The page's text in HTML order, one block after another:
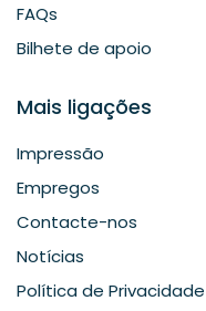
FAQs
Bilhete de apoio
Mais ligações
Impressão
Empregos
Contacte-nos
Notícias
Política de Privacidade